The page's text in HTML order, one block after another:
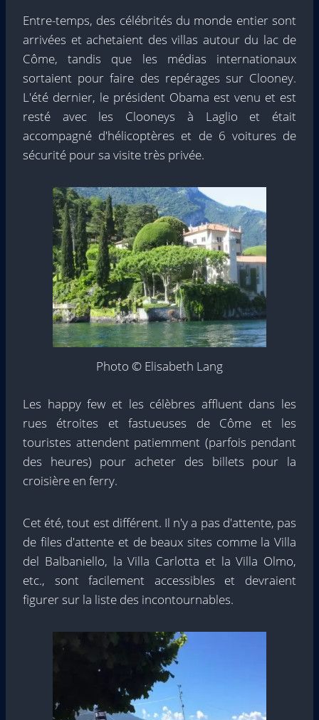
Entre-temps, des célébrités du monde entier sont
arrivées et achetaient des villas autour du lac de
Côme, tandis que les médias internationaux
sortaient pour faire des repérages sur Clooney.
L'été dernier, le président Obama est venu et est
resté avec les Clooneys à Laglio et était
accompagné d'hélicoptères et de 6 voitures de
sécurité pour sa visite très privée.
Photo © Elisabeth Lang
Les happy few et les célèbres affluent dans les
rues étroites et fastueuses de Côme et les
touristes attendent patiemment (parfois pendant
des heures) pour acheter des billets pour la
croisière en ferry.
Cet été, tout est différent. Il n'y a pas d'attente, pas
de files d'attente et de beaux sites comme la Villa
del Balbaniello, la Villa Carlotta et la Villa Olmo,
etc., sont facilement accessibles et devraient
figurer sur la liste des incontournables.